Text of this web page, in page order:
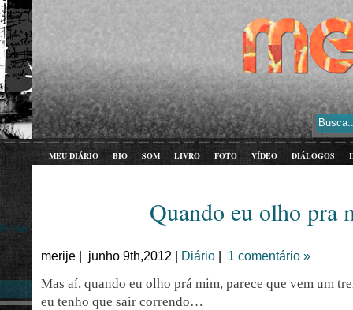
MEU DIÁRIO BIO SOM LIVRO FOTO VÍDEO DIÁLOGOS
Quando eu olho pra
jun
merije | junho 9th,2012 | Diário 1 comentário »
Mas aí, quando eu olho prá mim, parece que vem um
eu tenho que sair correndo…